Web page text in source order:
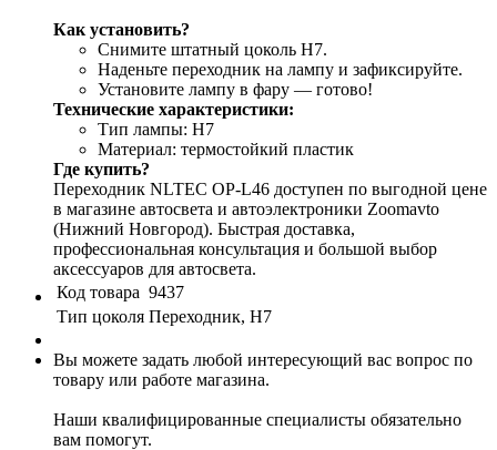
Как установить?
Снимите штатный цоколь H7.
Наденьте переходник на лампу и зафиксируйте.
Установите лампу в фару — готово!
Технические характеристики:
Тип лампы: H7
Материал: термостойкий пластик
Где купить?
Переходник NLTEC OP-L46 доступен по выгодной цене
в магазине автосвета и автоэлектроники Zoomavto
(Нижний Новгород). Быстрая доставка,
профессиональная консультация и большой выбор
аксессуаров для автосвета.
Код товара 9437
Тип цоколя Переходник, H7
Вы можете задать любой интересующий вас вопрос по
товару или работе магазина.
Наши квалифицированные специалисты обязательно
вам помогут.